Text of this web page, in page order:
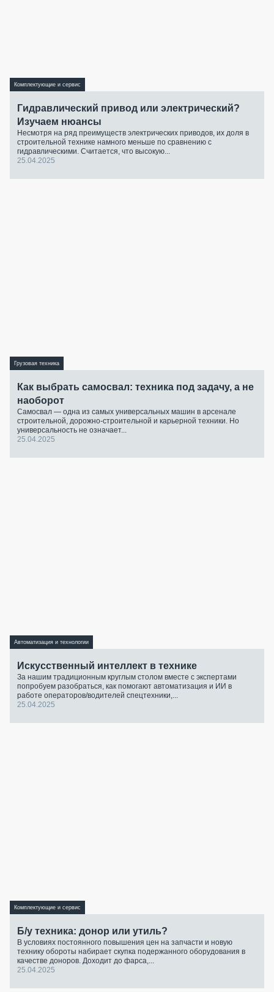
Комплектующие и сервис
Гидравлический привод или электрический?
Изучаем нюансы
Несмотря на ряд преимуществ электрических приводов, их доля в
строительной технике намного меньше по сравнению с
гидравлическими. Считается, что высокую...
25.04.2025
Грузовая техника
Как выбрать самосвал: техника под задачу, а не
наоборот
Самосвал — одна из самых универсальных машин в арсенале
строительной, дорожно-строительной и карьерной техники. Но
универсальность не означает...
25.04.2025
Автоматизация и технологии
Искусственный интеллект в технике
За нашим традиционным круглым столом вместе с экспертами
попробуем разобраться, как помогают автоматизация и ИИ в
работе операторов/водителей спецтехники,...
25.04.2025
Комплектующие и сервис
Б/у техника: донор или утиль?
В условиях постоянного повышения цен на запчасти и новую
технику обороты набирает скупка подержанного оборудования в
качестве доноров. Доходит до фарса,...
25.04.2025